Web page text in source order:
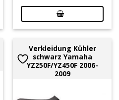
Verkleidung Kühler
schwarz Yamaha
YZ250F/YZ450F 2006-
2009